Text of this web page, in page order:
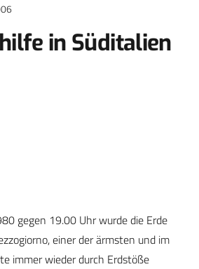
in Süditalien
gegen 19.00 Uhr wurde die Erde
einer der ärmsten und im
immer wieder durch Erdstöße